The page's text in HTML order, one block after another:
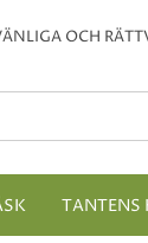
OCH
TANTENS